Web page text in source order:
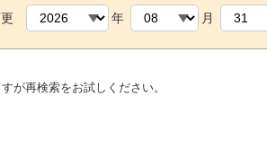
年 月
が再検索をお試しください。